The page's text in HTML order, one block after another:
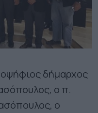
δήμαρχος
ο π.
ο